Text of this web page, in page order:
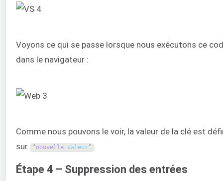
Voyons ce qui se passe lorsque nous exécutons ce
dans le navigateur :
Comme nous pouvons le voir, la valeur de la clé est
sur
‘ nouvelle valeur’ .
Étape 4 – Suppression des entrées